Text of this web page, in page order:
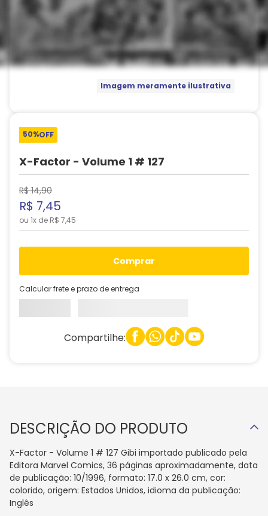
Imagem meramente ilustrativa
50%OFF
X-Factor - Volume 1 # 127
R$ 14,90
R$ 7,45
ou 1x de R$ 7,45
comprar
Calcular frete e prazo de entrega
Compartilhe:
DESCRIÇÃO DO PRODUTO
X-Factor - Volume 1 # 127 Gibi importado publicado pela
Editora Marvel Comics, 36 páginas aproximadamente, data
de publicação: 10/1996, formato: 17.0 x 26.0 cm, cor:
colorido, origem: Estados Unidos, idioma da publicação:
Inglês